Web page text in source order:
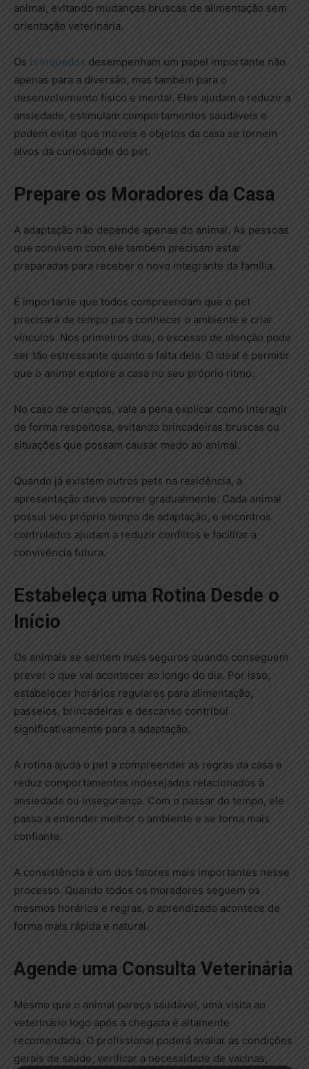
animal, evitando mudanças bruscas de alimentação sem
orientação veterinária.
Os brinquedos desempenham um papel importante não
apenas para a diversão, mas também para o
desenvolvimento físico e mental. Eles ajudam a reduzir a
ansiedade, estimulam comportamentos saudáveis e
podem evitar que móveis e objetos da casa se tornem
alvos da curiosidade do pet.
Prepare os Moradores da Casa
A adaptação não depende apenas do animal. As pessoas
que convivem com ele também precisam estar
preparadas para receber o novo integrante da família.
É importante que todos compreendam que o pet
precisará de tempo para conhecer o ambiente e criar
vínculos. Nos primeiros dias, o excesso de atenção pode
ser tão estressante quanto a falta dela. O ideal é permitir
que o animal explore a casa no seu próprio ritmo.
No caso de crianças, vale a pena explicar como interagir
de forma respeitosa, evitando brincadeiras bruscas ou
situações que possam causar medo ao animal.
Quando já existem outros pets na residência, a
apresentação deve ocorrer gradualmente. Cada animal
possui seu próprio tempo de adaptação, e encontros
controlados ajudam a reduzir conflitos e facilitar a
convivência futura.
Estabeleça uma Rotina Desde o
Início
Os animais se sentem mais seguros quando conseguem
prever o que vai acontecer ao longo do dia. Por isso,
estabelecer horários regulares para alimentação,
passeios, brincadeiras e descanso contribui
significativamente para a adaptação.
A rotina ajuda o pet a compreender as regras da casa e
reduz comportamentos indesejados relacionados à
ansiedade ou insegurança. Com o passar do tempo, ele
passa a entender melhor o ambiente e se torna mais
confiante.
A consistência é um dos fatores mais importantes nesse
processo. Quando todos os moradores seguem os
mesmos horários e regras, o aprendizado acontece de
forma mais rápida e natural.
Agende uma Consulta Veterinária
Mesmo que o animal pareça saudável, uma visita ao
veterinário logo após a chegada é altamente
recomendada. O profissional poderá avaliar as condições
gerais de saúde, verificar a necessidade de vacinas,